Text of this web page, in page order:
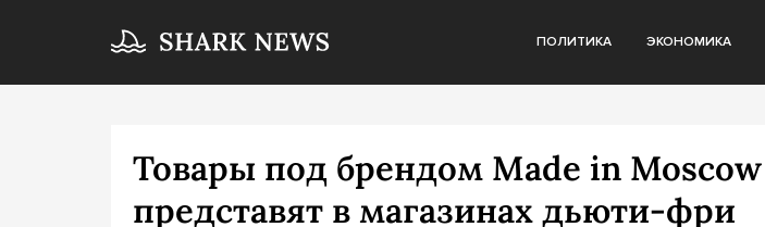
ПОЛИТИКА ЭКОНОМИКА
Товары под брендом Made in Moscow
представят в магазинах дьюти-фри